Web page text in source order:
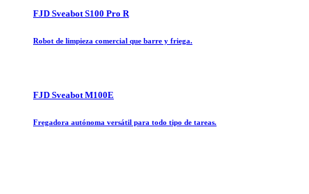
FJD Sveabot S100 Pro R
Robot de limpieza comercial que barre y friega.
FJD Sveabot M100E
Fregadora autónoma versátil para todo tipo de tareas.